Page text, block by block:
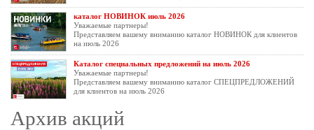
каталог НОВИНОК июль 2026
Уважаемые партнеры!
Представляем вашему вниманию каталог НОВИНОК для клиентов
на июль 2026
Каталог специальных предложений на июль 2026
Уважаемые партнеры!
Представляем вашему вниманию каталог СПЕЦПРЕДЛОЖЕНИЙ
для клиентов на июль 2026
Архив акций